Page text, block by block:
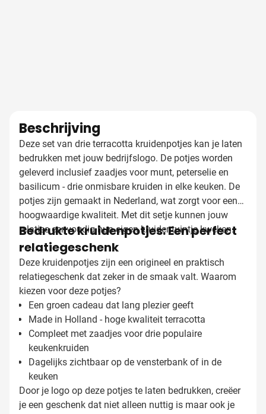
Beschrijving
Deze set van drie terracotta kruidenpotjes kan je laten
bedrukken met jouw bedrijfslogo. De potjes worden
geleverd inclusief zaadjes voor munt, peterselie en
basilicum - drie onmisbare kruiden in elke keuken. De
potjes zijn gemaakt in Nederland, wat zorgt voor een
hoogwaardige kwaliteit. Met dit setje kunnen jouw
relaties eenvoudig hun eigen kruidentuintje kweken.
Bedrukte kruidenpotjes: Een perfect
relatiegeschenk
Deze kruidenpotjes zijn een origineel en praktisch
relatiegeschenk dat zeker in de smaak valt. Waarom
kiezen voor deze potjes?
Een groen cadeau dat lang plezier geeft
Made in Holland - hoge kwaliteit terracotta
Compleet met zaadjes voor drie populaire
keukenkruiden
Dagelijks zichtbaar op de vensterbank of in de
keuken
Door je logo op deze potjes te laten bedrukken, creëer
je een geschenk dat niet alleen nuttig is maar ook je